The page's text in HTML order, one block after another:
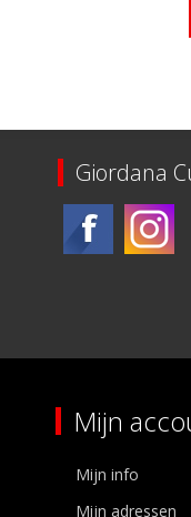
Giordana
Mijn
Mijn info
Mijn adressen